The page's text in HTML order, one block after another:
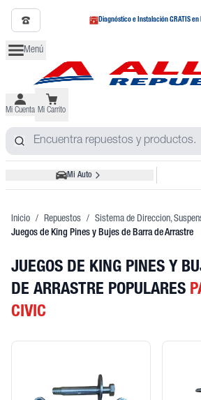
Diagnóstico e Instalación GRATIS en
Menú
Mi Cuenta Mi Carrito
Mi Auto
Inicio / Repuestos / Sistema de Direccion,
Juegos de King Pines y Bujes de Barra de Arrastre
JUEGOS DE KING PINES Y
DE ARRASTRE POPULARES
CIVIC